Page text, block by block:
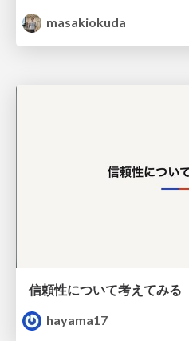
masakiokuda
hayama17